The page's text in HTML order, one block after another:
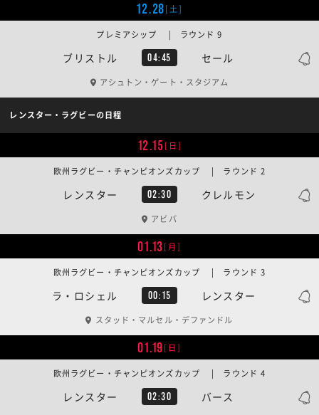
12.28[土]
ブリストル 04:45 セール
プレミアシップ | ラウンド 9
アシュトン・ゲート・スタジアム
レンスター・ラグビーの日程
12.15[日]
レンスター 02:30 クレルモン
欧州ラグビー・チャンピオンズカップ | ラウンド 2
アビバ
01.13[月]
ラ・ロシェル 00:15 レンスター
欧州ラグビー・チャンピオンズカップ | ラウンド 3
スタッド・マルセル・デファンドル
01.19[日]
レンスター 02:30 バース
欧州ラグビー・チャンピオンズカップ | ラウンド 4